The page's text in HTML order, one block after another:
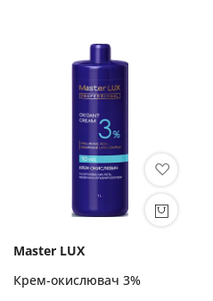
Master LUX
Крем-окислювач 3%